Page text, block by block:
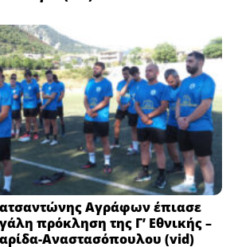
Αγράφων έπιασε
πρόκληση της Γ’ Εθνικής –
Αναστασόπουλου (vid)